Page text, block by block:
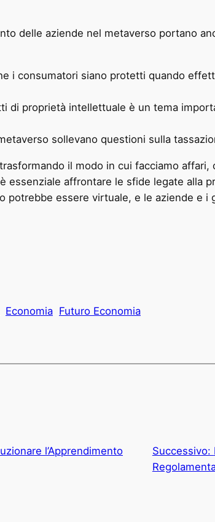
delle aziende nel metaverso portano
i consumatori siano protetti quando
di proprietà intellettuale è un tema
sollevano questioni sulla
il modo in cui facciamo
essenziale affrontare le sfide legate alla
potrebbe essere virtuale, e le aziende e i
Economia Futuro Economia
l’Apprendimento
Successivo: